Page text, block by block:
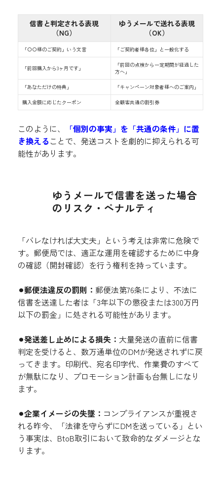
信書と判定される表現
（NG）
ゆうメールで送れる表現
（OK）
「〇〇様のご契約」いう文言 「ご契約者様各位」と一般化する
「前回購入から3ヶ月です」
「前回の点検から一定期間が経過した
方へ」
「あなただけの特典」 「キャンペーン対象者様へのご案内」
購入金額に応じたクーポン 全顧客共通の割引券
このように、
「個別の事実」を「共通の条件」に置
き換えることで、発送コストを劇的に抑えられる可
能性があります。
ゆうメールで信書を送った場合
のリスク・ペナルティ
「バレなければ大丈夫」という考えは非常に危険で
す。郵便局では、適正な運用を確認するために中身
の確認（開封確認）を行う権利を持っています。
⚫︎郵便法違反の罰則： 郵便法第76条により、不法に
信書を送達した者は「3年以下の懲役または300万円
以下の罰金」に処される可能性があります。
⚫︎発送差し止めによる損失： 大量発送の直前に信書
判定を受けると、数万通単位のDMが発送されずに戻
ってきます。印刷代、宛名印字代、作業費のすべて
が無駄になり、プロモーション計画も台無しになり
ます。
⚫︎企業イメージの失墜： コンプライアンスが重視さ
れる昨今、「法律を守らずにDMを送っている」とい
う事実は、BtoB取引において致命的なダメージとな
ります。